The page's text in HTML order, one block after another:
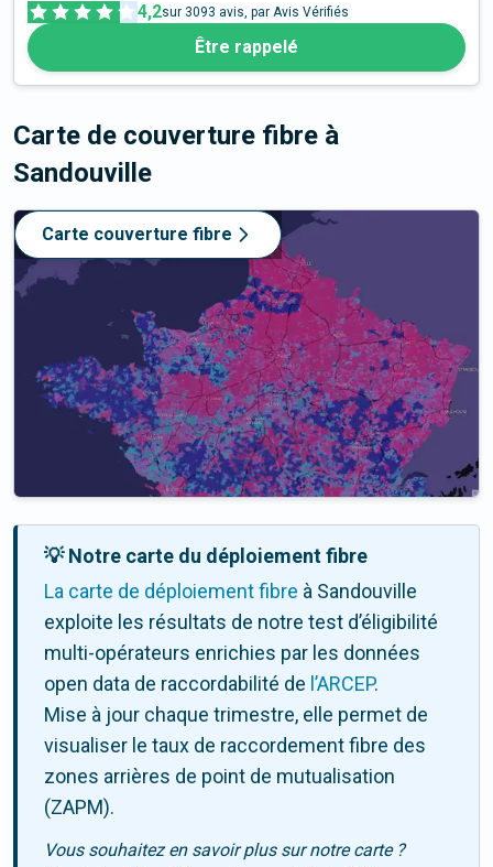
4,2sur 3093 avis, par Avis Vérifiés
Être rappelé
Carte de couverture fibre à
Sandouville
Carte couverture fibre
💡 Notre carte du déploiement fibre
La carte de déploiement fibre à Sandouville
exploite les résultats de notre test d’éligibilité
multi-opérateurs enrichies par les données
open data de raccordabilité de l’ARCEP.
Mise à jour chaque trimestre, elle permet de
visualiser le taux de raccordement fibre des
zones arrières de point de mutualisation
(ZAPM).
Vous souhaitez en savoir plus sur notre carte ?